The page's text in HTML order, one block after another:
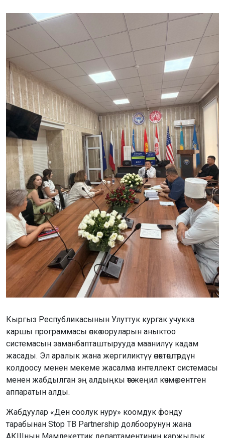
Кыргыз Республикасынын Улуттук кургак учукка
каршы программасы өпкө ооруларын аныктоо
системасын заманбапташтырууда маанилүү кадам
жасады. Эл аралык жана жергиликтүү өнөктөштөрдүн
колдоосу менен мекеме жасалма интеллект системасы
менен жабдылган эң алдыңкы өтө жеңил көчмө рентген
аппаратын алды.
Жабдуулар «Ден соолук нуру» коомдук фонду
тарабынан Stop TB Partnership долбоорунун жана